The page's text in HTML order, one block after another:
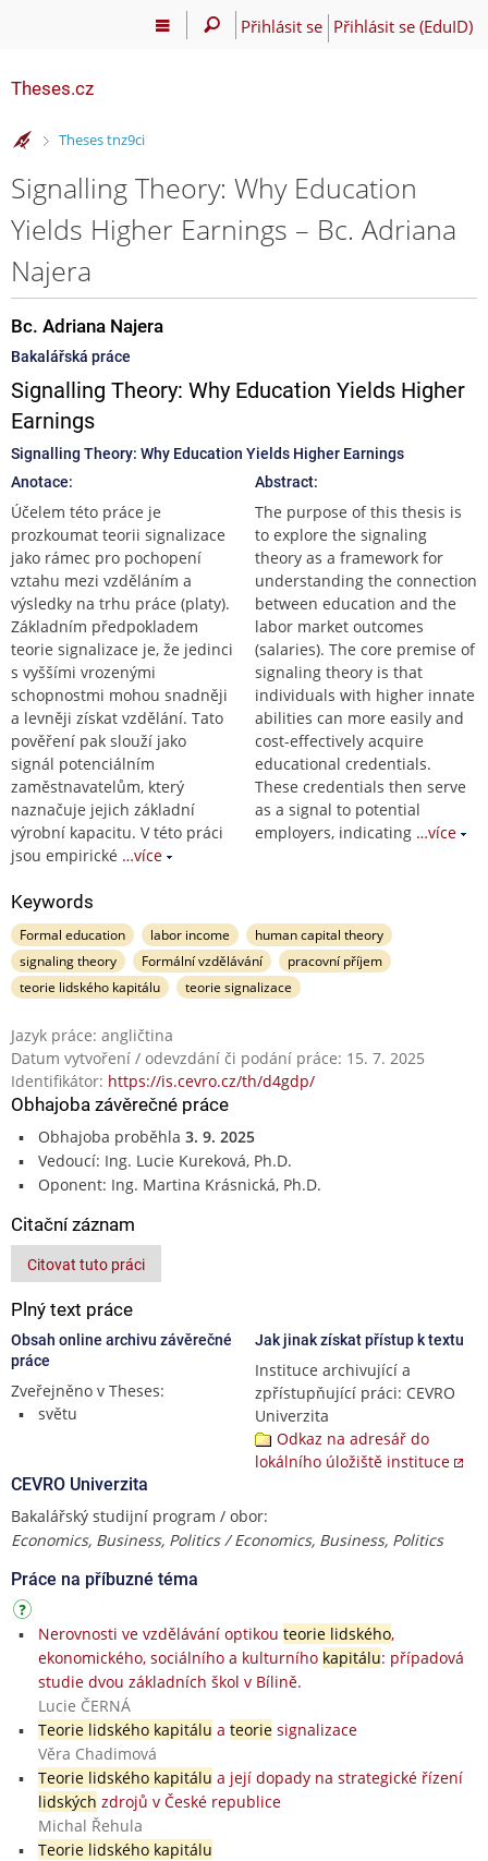
Přihlásit se Přihlásit se (EduID)
Theses.cz
>
Theses tnz9ci
Signalling Theory: Why Education
Yields Higher Earnings – Bc. Adriana
Najera
Bc. Adriana Najera
Bakalářská práce
Signalling Theory: Why Education Yields Higher
Earnings
Signalling Theory: Why Education Yields Higher Earnings
Anotace:
Účelem této práce je
prozkoumat teorii signalizace
jako rámec pro pochopení
vztahu mezi vzděláním a
výsledky na trhu práce (platy).
Základním předpokladem
teorie signalizace je, že jedinci
s vyššími vrozenými
schopnostmi mohou snadněji
a levněji získat vzdělání. Tato
pověření pak slouží jako
signál potenciálním
zaměstnavatelům, který
naznačuje jejich základní
výrobní kapacitu. V této práci
jsou empirické …více
Abstract:
The purpose of this thesis is
to explore the signaling
theory as a framework for
understanding the connection
between education and the
labor market outcomes
(salaries). The core premise of
signaling theory is that
individuals with higher innate
abilities can more easily and
cost-effectively acquire
educational credentials.
These credentials then serve
as a signal to potential
employers, indicating …více
Keywords
Formal education labor income
human capital theory
signaling theory
Formální vzdělávání
pracovní příjem
teorie lidského kapitálu
teorie signalizace
Jazyk práce: angličtina
Datum vytvoření / odevzdání či podání práce: 15. 7. 2025
Identifikátor: https://is.cevro.cz/th/d4gdp/
Obhajoba závěrečné práce
Obhajoba proběhla 3. 9. 2025
Vedoucí: Ing. Lucie Kureková, Ph.D.
Oponent: Ing. Martina Krásnická, Ph.D.
Citační záznam
Citovat tuto práci
Plný text práce
Obsah online archivu závěrečné
práce
Zveřejněno v Theses:
světu
Jak jinak získat přístup k textu
Instituce archivující a
zpřístupňující práci: CEVRO
Univerzita
Odkaz na adresář do
lokálního úložiště instituce
CEVRO Univerzita
Bakalářský studijní program / obor:
Economics, Business, Politics / Economics, Business, Politics
Práce na příbuzné téma
Nerovnosti ve vzdělávání optikou teorie lidského,
ekonomického, sociálního a kulturního kapitálu: případová
studie dvou základních škol v Bílině.
Lucie ČERNÁ
Teorie lidského kapitálu a teoriesignalizace
Věra Chadimová
Teorie lidského kapitálu a její dopady na strategické řízení
lidských zdrojů v České republice
Michal Řehula
Teorie lidského kapitálu